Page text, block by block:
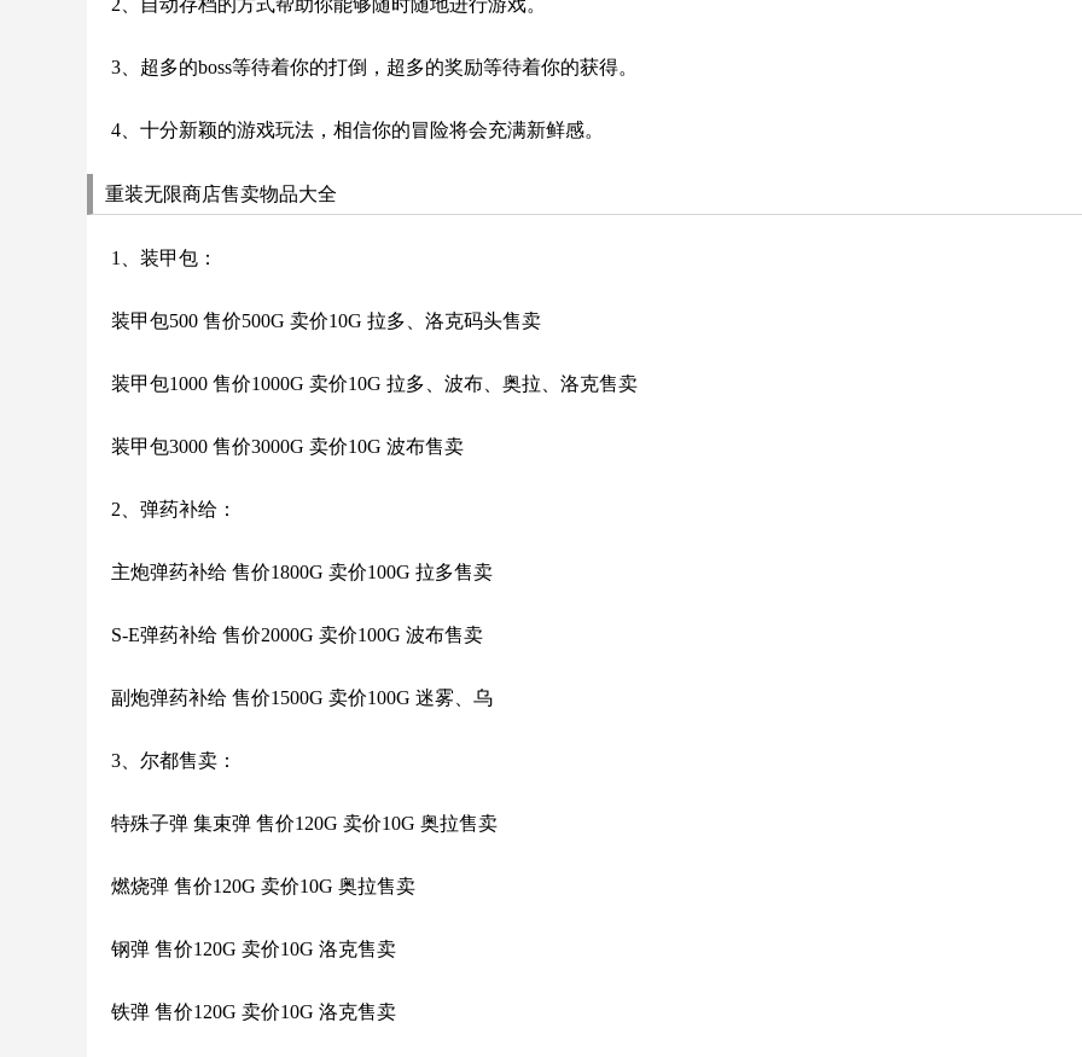
2、自动存档的方式帮助你能够随时随地进行游戏。
3、超多的boss等待着你的打倒，超多的奖励等待着你的获得。
4、十分新颖的游戏玩法，相信你的冒险将会充满新鲜感。
重装无限商店售卖物品大全
1、装甲包：
装甲包500 售价500G 卖价10G 拉多、洛克码头售卖
装甲包1000 售价1000G 卖价10G 拉多、波布、奥拉、洛克售卖
装甲包3000 售价3000G 卖价10G 波布售卖
2、弹药补给：
主炮弹药补给 售价1800G 卖价100G 拉多售卖
S-E弹药补给 售价2000G 卖价100G 波布售卖
副炮弹药补给 售价1500G 卖价100G 迷雾、乌
3、尔都售卖：
特殊子弹 集束弹 售价120G 卖价10G 奥拉售卖
燃烧弹 售价120G 卖价10G 奥拉售卖
钢弹 售价120G 卖价10G 洛克售卖
铁弹 售价120G 卖价10G 洛克售卖